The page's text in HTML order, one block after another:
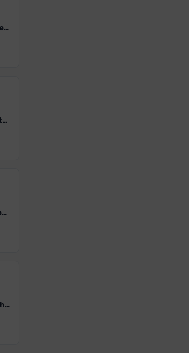
GHOst_02_MuenchnerHaus.gpx
GHOst_04_BerggasthausHerzogstand.gpx
GHOst_06_TegernseerHuette.gpx
GHOst_08_Hochrieshuette.gpx